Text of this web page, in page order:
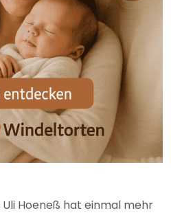
Hoeneß hat einmal mehr